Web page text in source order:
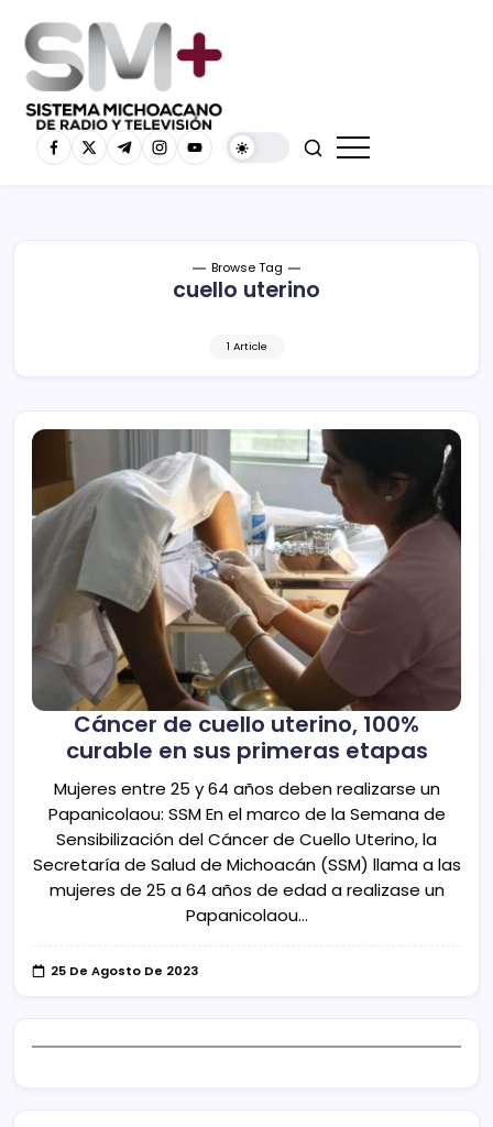
Browse Tag
cuello uterino
1 Article
Cáncer de cuello uterino, 100%
curable en sus primeras etapas
Mujeres entre 25 y 64 años deben realizarse un
Papanicolaou: SSM En el marco de la Semana de
Sensibilización del Cáncer de Cuello Uterino, la
Secretaría de Salud de Michoacán (SSM) llama a las
mujeres de 25 a 64 años de edad a realizase un
Papanicolaou…
25 De Agosto De 2023